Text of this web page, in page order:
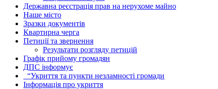
Державна реєстрація прав на нерухоме майно
Наше місто
Зразки документів
Квартирна черга
Петиції та звернення
Результати розгляду петицій
Графік прийому громадян
ДПС інформує
“Укриття та пункти незламності громади
Інформація про укриття